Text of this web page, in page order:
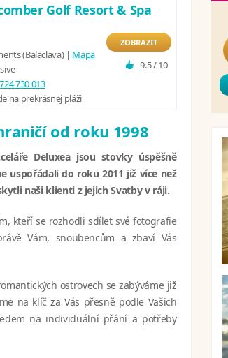
Golf Resort & Spa
(Balaclava) | Mapa
724 730 013
na prekrásnej pláži
9.5 / 10
ZOBRAZIT
od roku 1998
Deluxea jsou stovky úspěšně
uspořádali do roku 2011 již více než
naši klienti z jejich Svatby v ráji.
kteří se rozhodli sdílet své fotografie
Vám, snoubencům a zbaví Vás
ostrovech se zabýváme již
na klíč za Vás přesně podle Vašich
na individuální přání a potřeby